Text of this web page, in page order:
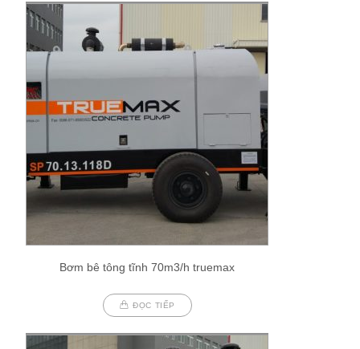
Bơm bê tông tĩnh 70m3/h truemax
ĐỌC TIẾP